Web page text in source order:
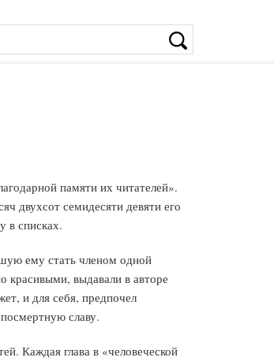
памяти их читателей».
двухсот семидесяти девяти его
в списках.
ему стать членом одной
красивыми, выдавали в авторе
и для себя, предпочел
славу.
Каждая глава в «человеческой